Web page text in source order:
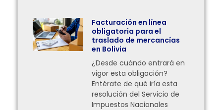
Facturación en línea
obligatoria para el
traslado de mercancías
en Bolivia
¿Desde cuándo entrará en
vigor esta obligación?
Entérate de qué iría esta
resolución del Servicio de
Impuestos Nacionales